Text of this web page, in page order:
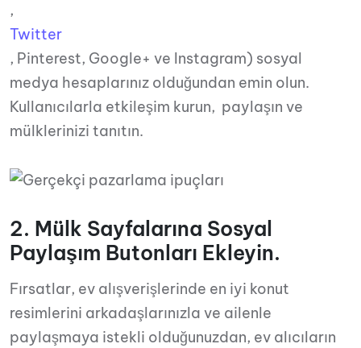
,
Twitter
, Pinterest, Google+ ve Instagram) sosyal
medya hesaplarınız olduğundan emin olun.
Kullanıcılarla etkileşim kurun, paylaşın ve
mülklerinizi tanıtın.
2. Mülk Sayfalarına Sosyal
Paylaşım Butonları Ekleyin.
Fırsatlar, ev alışverişlerinde en iyi konut
resimlerini arkadaşlarınızla ve ailenle
paylaşmaya istekli olduğunuzdan, ev alıcıların